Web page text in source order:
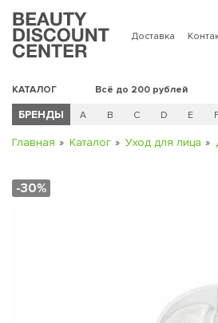
Доставка
КАТАЛОГ Всё до 200 рублей
БРЕНДЫ A B C D E
Главная Каталог Уход для лица
-30%